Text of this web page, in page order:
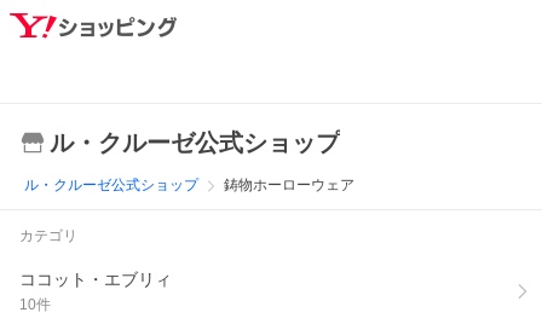
ル・クルーゼ公式ショップ
ル・クルーゼ公式ショップ 鋳物ホーローウェア
カテゴリ
ココット・エブリィ
10件